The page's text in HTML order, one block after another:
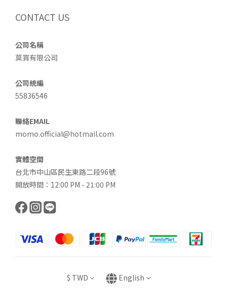
CONTACT US
公司名稱
莫買有限公司
公司統編
55836546
聯絡EMAIL
momo.official@hotmail.com
實體空間
台北市中山區民生東路二段96號
開放時間：12:00 PM - 21:00 PM
$ TWD English